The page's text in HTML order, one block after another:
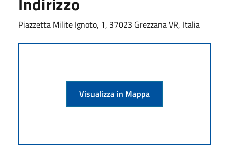
Piazzetta Milite Ignoto, 1, 37023 Grezzana VR, Italia
Visualizza in Mappa